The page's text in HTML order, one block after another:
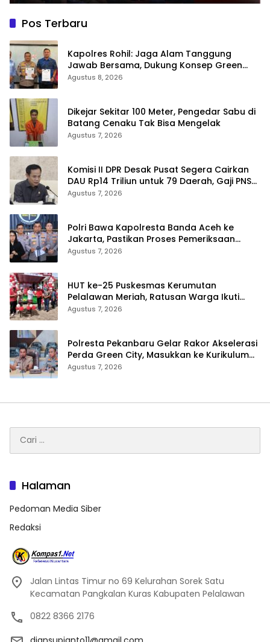
Pos Terbaru
Kapolres Rohil: Jaga Alam Tanggung
Jawab Bersama, Dukung Konsep Green
Policing
Agustus 8, 2026
Dikejar Sekitar 100 Meter, Pengedar Sabu di
Agustus 7, 2026
Komisi II DPR Desak Pusat Segera Cairkan
DAU Rp14 Triliun untuk 79 Daerah, Gaji PNS
Terancam Telat
Agustus 7, 2026
Polri Bawa Kapolresta Banda Aceh ke
Jakarta, Pastikan Proses Pemeriksaan
Profesional dan Transparan
Agustus 7, 2026
HUT ke-25 Puskesmas Kerumutan
Pelalawan Meriah, Ratusan Warga Ikuti
Jalan Santai dan Cek Kesehatan Gratis
Agustus 7, 2026
Polresta Pekanbaru Gelar Rakor Akselerasi
Perda Green City, Masukkan ke Kurikulum
Sekolah
Agustus 7, 2026
untuk:
Halaman
Pedoman Media Siber
Redaksi
Jalan Lintas Timur no 69 Kelurahan Sorek Satu
Kecamatan Pangkalan Kuras Kabupaten Pelalawan
0822 8366 2176